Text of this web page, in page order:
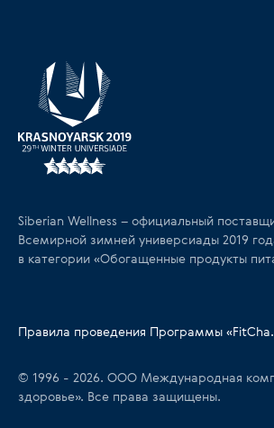
Siberian Wellness – официальный
Всемирной зимней универсиады 2019
в категории «Обогащенные продукты
Правила проведения Программы
© 1996 - 2026. ООО Международная
здоровье». Все права защищены.